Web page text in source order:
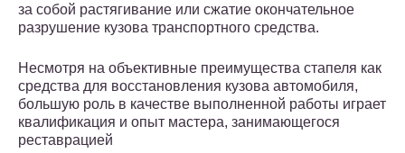
за собой растягивание или сжатие окончательное
разрушение кузова транспортного средства.
Несмотря на объективные преимущества стапеля как
средства для восстановления кузова автомобиля,
большую роль в качестве выполненной работы играет
квалификация и опыт мастера, занимающегося
реставрацией